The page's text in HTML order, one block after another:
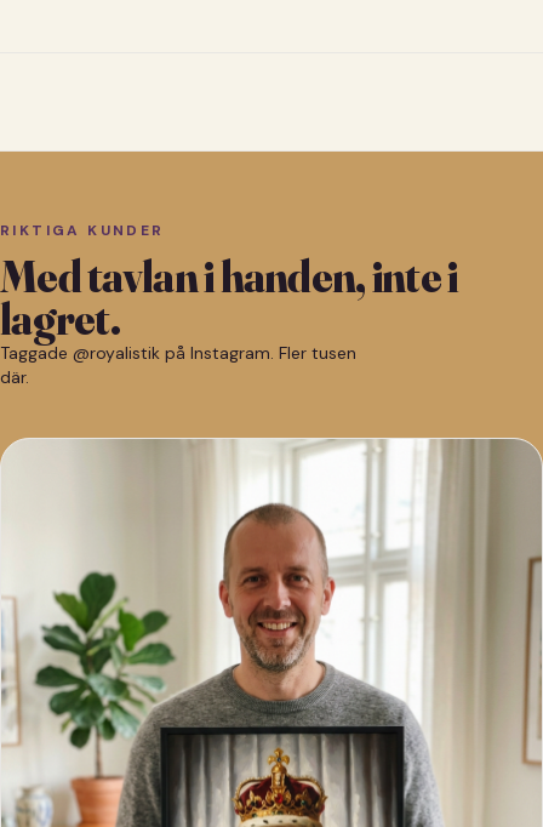
RIKTIGA KUNDER
Med tavlan i handen, inte i
lagret.
Taggade @royalistik på Instagram. Fler tusen
där.